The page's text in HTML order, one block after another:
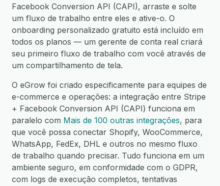
Facebook Conversion API (CAPI), arraste e solte
um fluxo de trabalho entre eles e ative-o. O
onboarding personalizado gratuito está incluído em
todos os planos — um gerente de conta real criará
seu primeiro fluxo de trabalho com você através de
um compartilhamento de tela.
O eGrow foi criado especificamente para equipes de
e-commerce e operações: a integração entre Stripe
+ Facebook Conversion API (CAPI) funciona em
paralelo com Mais de 100 outras integrações, para
que você possa conectar Shopify, WooCommerce,
WhatsApp, FedEx, DHL e outros no mesmo fluxo
de trabalho quando precisar. Tudo funciona em um
ambiente seguro, em conformidade com o GDPR,
com logs de execução completos, tentativas